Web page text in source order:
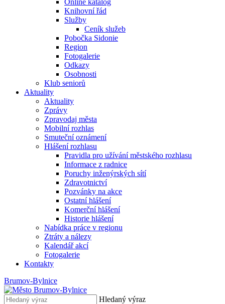
Online katalog
Knihovní řád
Služby
Ceník služeb
Pobočka Sidonie
Region
Fotogalerie
Odkazy
Osobnosti
Klub seniorů
Aktuality
Aktuality
Zprávy
Zpravodaj města
Mobilní rozhlas
Smuteční oznámení
Hlášení rozhlasu
Pravidla pro užívání městského rozhlasu
Informace z radnice
Poruchy inženýrských sítí
Zdravotnictví
Pozvánky na akce
Ostatní hlášení
Komerční hlášení
Historie hlášení
Nabídka práce v regionu
Ztráty a nálezy
Kalendář akcí
Fotogalerie
Kontakty
Brumov-Bylnice
Hledaný výraz